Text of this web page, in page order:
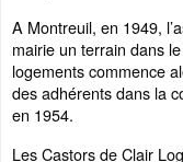
A Montreuil, en 1949,
mairie un terrain dans
logements commence
des adhérents dans la
en 1954.
Les Castors de Clair